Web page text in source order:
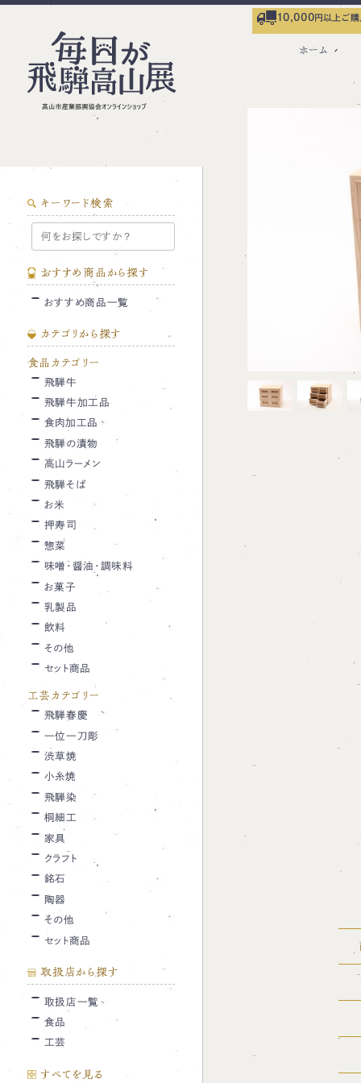
10,000円以上ご
ホーム
キーワード検索
おすすめ商品から探す
おすすめ商品一覧
カテゴリから探す
食品カテゴリー
飛騨牛
飛騨牛加工品
食肉加工品
飛騨の漬物
高山ラーメン
飛騨そば
お米
押寿司
惣菜
味噌・醤油・調味料
お菓子
乳製品
飲料
その他
セット商品
工芸カテゴリー
飛騨春慶
一位一刀彫
渋草焼
小糸焼
飛騨染
桐細工
家具
クラフト
銘石
陶器
その他
セット商品
取扱店から探す
取扱店一覧
食品
工芸
すべてを見る